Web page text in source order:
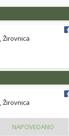
NAPOVEDANO
,Žirovnica
,Žirovnica